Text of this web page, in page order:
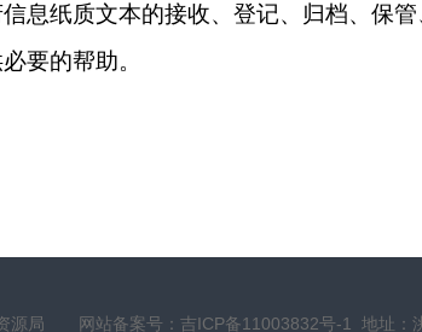
息纸质文本的接收、登记、归档、保
要的帮助。
资源局 网站备案号：吉ICP备11003832号-1 地址：